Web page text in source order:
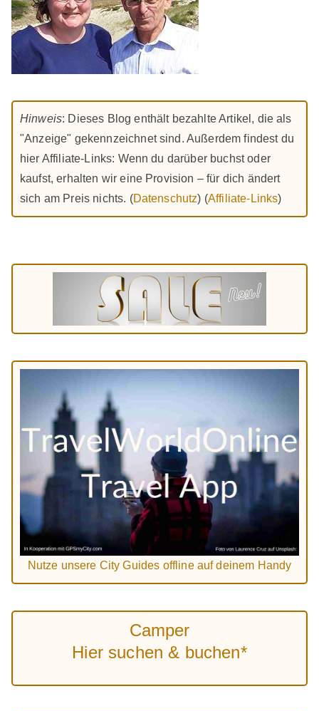
Hinweis: Dieses Blog enthält bezahlte Artikel, die als
"Anzeige" gekennzeichnet sind. Außerdem findest du
hier Affiliate-Links: Wenn du darüber buchst oder
kaufst, erhalten wir eine Provision – für dich ändert
sich am Preis nichts. (Datenschutz) (Affiliate-Links)
Nutze unsere City Guides offline auf deinem Handy
Camper
Hier suchen & buchen*